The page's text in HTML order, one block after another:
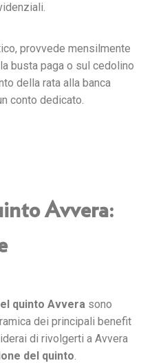
provvede mensilmente
busta paga o sul cedolino
della rata alla banca
conto dedicato.
Avvera:
quinto Avvera sono
dei principali benefit
di rivolgerti a Avvera
del quinto.